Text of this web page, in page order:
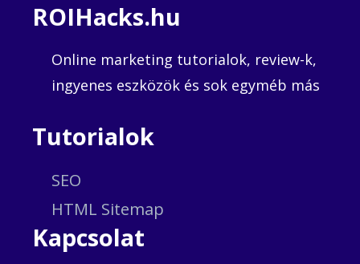
ROIHacks.hu
Online marketing tutorialok, review-k,
ingyenes eszközök és sok egyméb más
Tutorialok
SEO
HTML Sitemap
Kapcsolat